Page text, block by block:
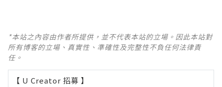
*本站之內容由作者所提供，並不代表本站的立場。因此本站對
所有博客的立場、真實性、準確性及完整性不負任何法律責
任。
【 U Creator 招募 】